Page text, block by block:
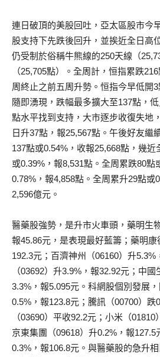
連日破頂的美股回吐，亞太區股市今
股支持下先跌後回升，並挨近全日高
仍受制於俗稱牛熊線的250天線（
（25,705點）。全周計，恒指累跌
周終止之前五周升勢。恒指今早低開
隨即湧現，跌幅最多擴大至137點，
點水平找到支持，大市逐步收復失地
日升37點，報25,567點。午後好友繼
137點或0.54%，收報25,668點，幾
或0.39%，報8,531點。全周累跌80點
0.78%，報4,858點。全周累升29點或
2,596億元。
醫藥股強勢，是升市火車頭，藥明生
報45.86元，是表現最好藍籌；藥明康
192.3元；百濟神州（06160）升
（03692）升3.9%，報32.92元；中
3.3%，報5.095元。科網股個別發展
0.5%，報123.8元；騰訊（00700）跌
（03690）平收92.2元；小米（01810
京東集團（09618）升0.2%，報127.5
0.3%，報106.8元。與醫藥股的急升